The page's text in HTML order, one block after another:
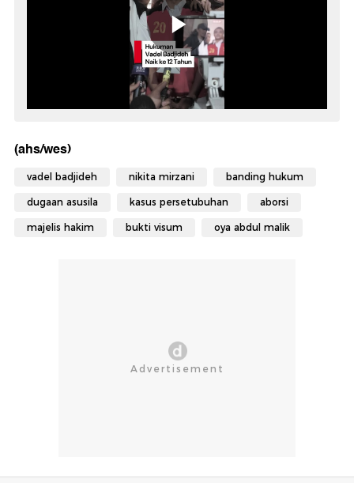
(ahs/wes)
vadel badjideh nikita mirzani banding hukum
dugaan asusila kasus persetubuhan aborsi
majelis hakim bukti visum oya abdul malik